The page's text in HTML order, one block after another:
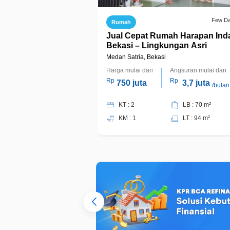
Rumah Few
Jual Cepat Rumah Harapan
Bekasi – Lingkungan Asri
Medan Satria, Bekasi
Harga mulai dari
Rp 750 juta
Angsuran mulai dari
Rp 3,7 juta /bulan
KT : 2
KM : 1
LB : 70 m²
LT : 94 m²